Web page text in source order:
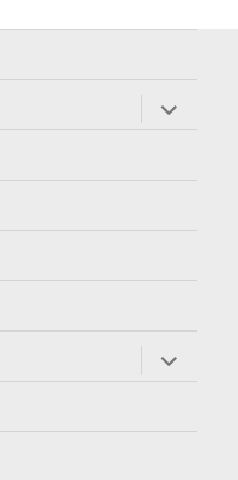
öffnen
öffnen